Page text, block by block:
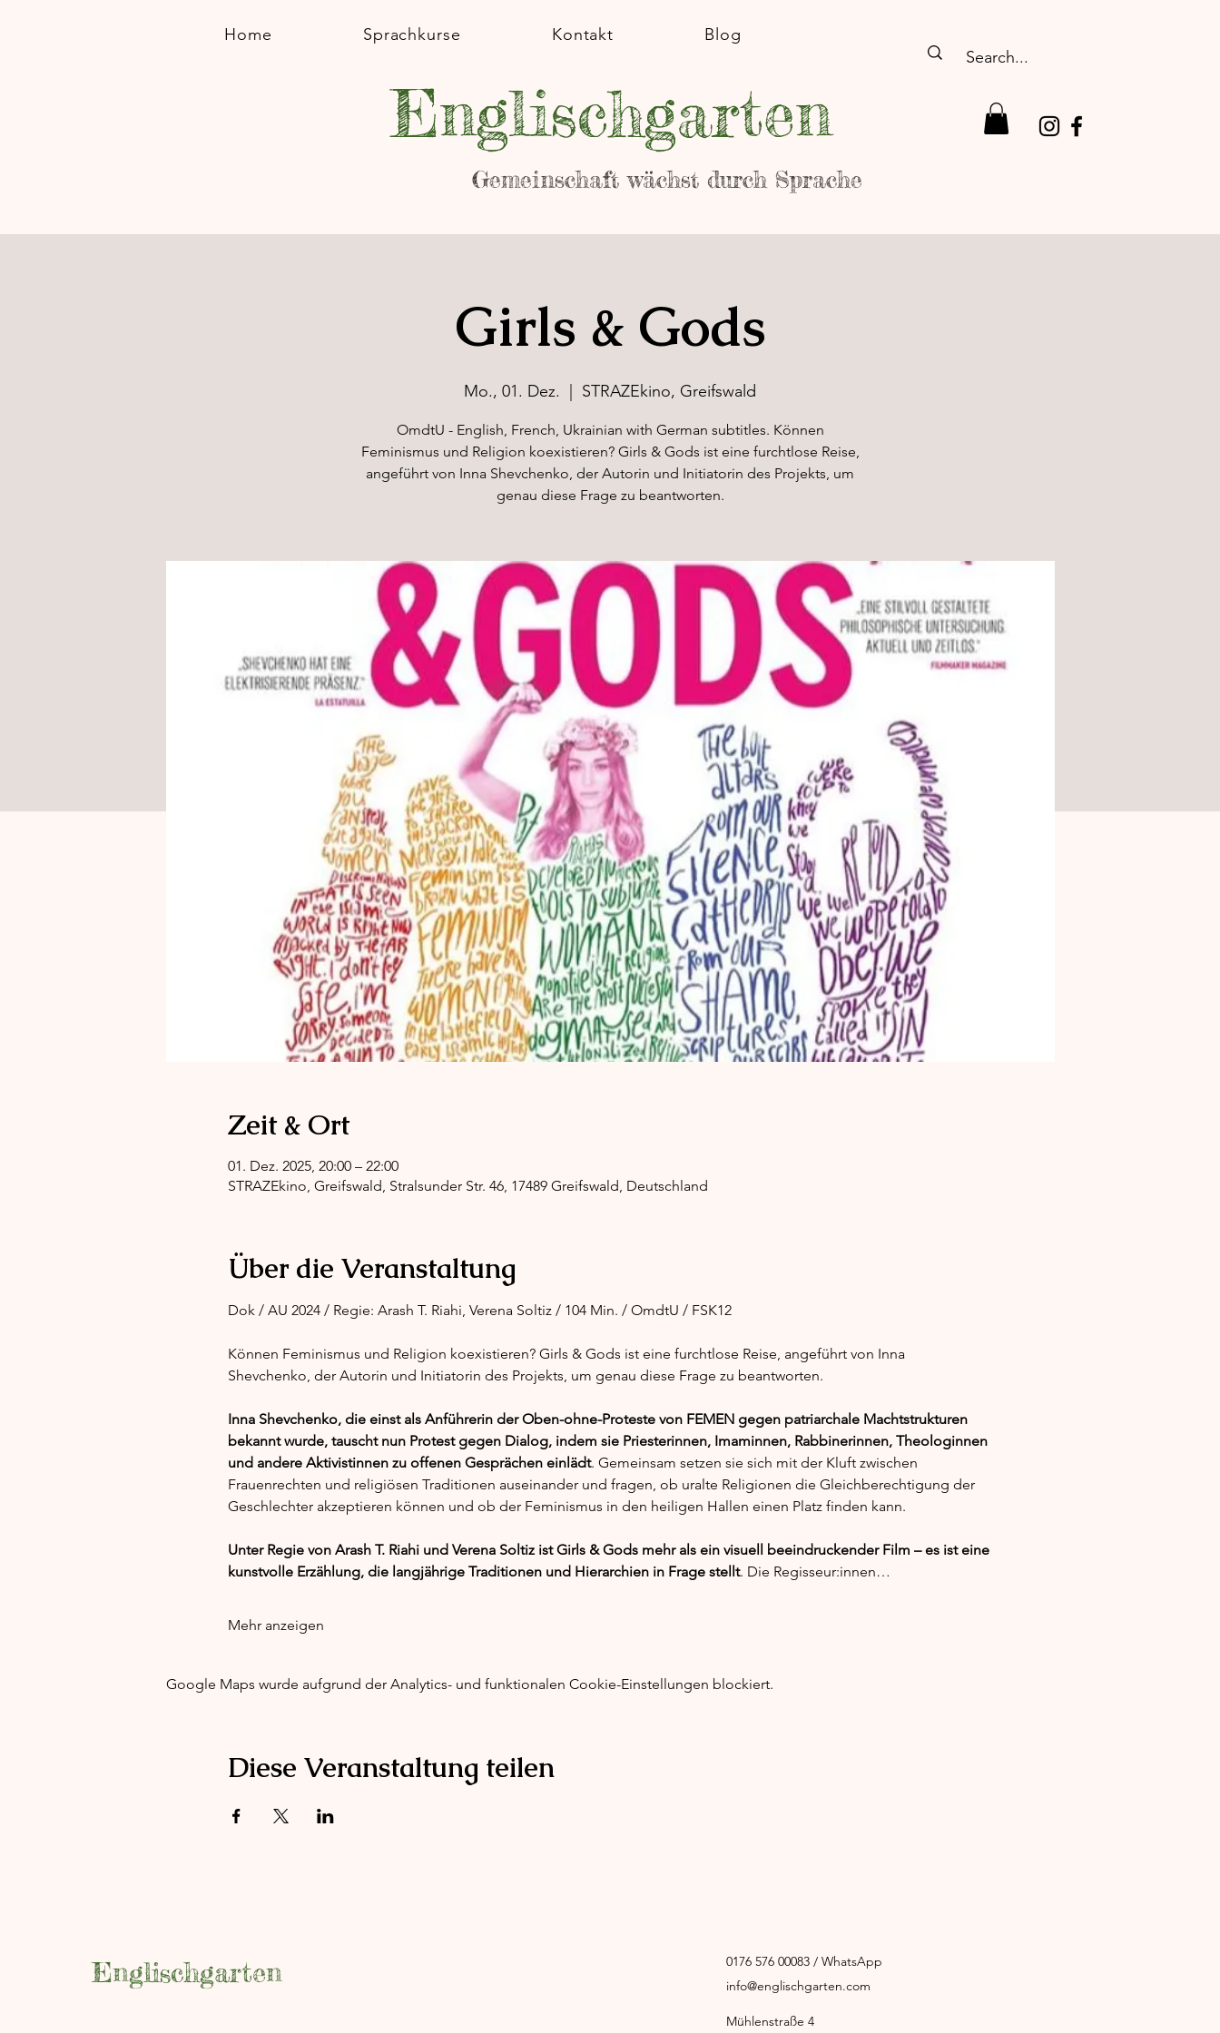
Englischgarten
Gemeinschaft wächst durch Sprache
Home Sprachkurse Kontakt Blog
Girls & Gods
Mo., 01. Dez. STRAZEkino, Greifswald
OmdtU - English, French, Ukrainian with German subtitles. Können
Feminismus und Religion koexistieren? Girls & Gods ist eine furchtlose Reise,
angeführt von Inna Shevchenko, der Autorin und Initiatorin des Projekts, um
genau diese Frage zu beantworten.
Zeit & Ort
01. Dez. 2025, 20:00 – 22:00
STRAZEkino, Greifswald, Stralsunder Str. 46, 17489 Greifswald, Deutschland
Über die Veranstaltung
Dok / AU 2024 / Regie: Arash T. Riahi, Verena Soltiz / 104 Min. / OmdtU / FSK12
Können Feminismus und Religion koexistieren? Girls & Gods ist eine furchtlose Reise, angeführt von Inna
Shevchenko, der Autorin und Initiatorin des Projekts, um genau diese Frage zu beantworten.
Inna Shevchenko, die einst als Anführerin der Oben-ohne-Proteste von FEMEN gegen patriarchale Machtstrukturen
bekannt wurde, tauscht nun Protest gegen Dialog, indem sie Priesterinnen, Imaminnen, Rabbinerinnen, Theologinnen
und andere Aktivistinnen zu offenen Gesprächen einlädt. Gemeinsam setzen sie sich mit der Kluft zwischen
Frauenrechten und religiösen Traditionen auseinander und fragen, ob uralte Religionen die Gleichberechtigung der
Geschlechter akzeptieren können und ob der Feminismus in den heiligen Hallen einen Platz finden kann.
Unter Regie von Arash T. Riahi und Verena Soltiz ist Girls & Gods mehr als ein visuell beeindruckender Film – es ist eine
kunstvolle Erzählung, die langjährige Traditionen und Hierarchien in Frage stellt. Die Regisseur:innen…
Mehr anzeigen
Google Maps wurde aufgrund der Analytics- und funktionalen Cookie-Einstellungen blockiert.
Diese Veranstaltung teilen
Englischgarten
0176 576 00083 / WhatsApp
info@englischgarten.com
Mühlenstraße 4